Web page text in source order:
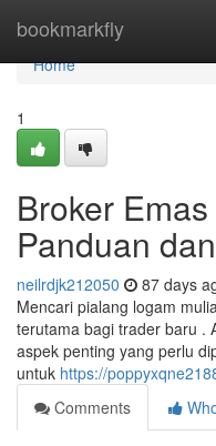
bookmarkfly
Home
Home
1
Broker
Panduan
neilrdjk212050 87 days
Mencari pialang logam
terutama bagi trader baru .
aspek penting yang perlu
untuk https://
Comments